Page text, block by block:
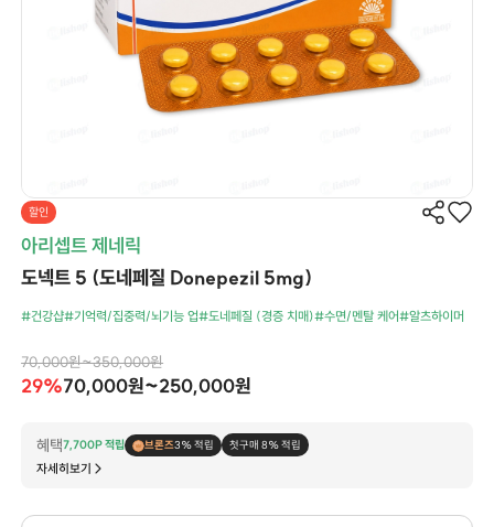
할인
아리셉트 제네릭
도넥트 5 (도네페질 Donepezil 5mg)
#건강샵#기억력/집중력/뇌기능 업#도네페질 (경증 치매)#수면/멘탈 케어#알츠하이머
70,000원~350,000원
29%70,000원~250,000원
혜택7,700P 적립 브론즈3% 적립 첫구매 8% 적립
자세히보기